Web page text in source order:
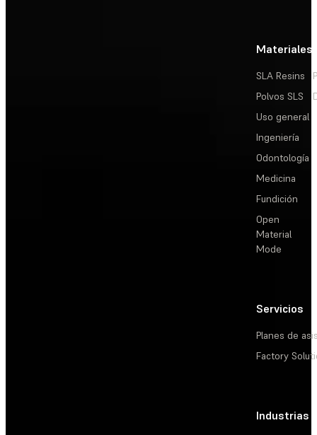
Materiales
SLA Resins
Polvos SLS
Uso general
Ingeniería
Odontología
Medicina
Fundición
Open
Material
Mode
Servicios
Planes de
Factory
Industrias